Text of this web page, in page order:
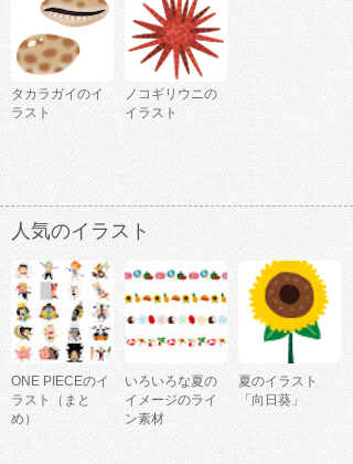
タカラガイのイ
ラスト
ノコギリウニの
イラスト
人気のイラスト
ONE PIECEのイ
ラスト（まと
め）
いろいろな夏の
イメージのライ
ン素材
夏のイラスト
「向日葵」